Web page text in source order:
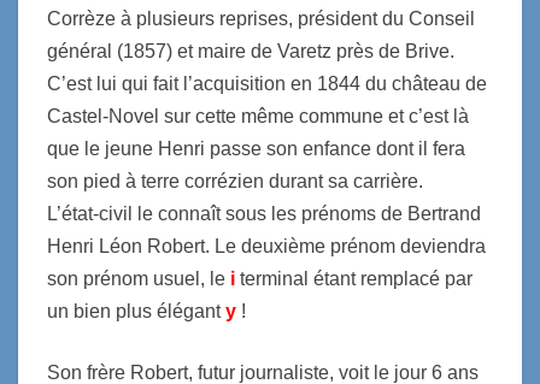
Corrèze à plusieurs reprises, président du Conseil
général (1857) et maire de Varetz près de Brive.
C’est lui qui fait l’acquisition en 1844 du château de
Castel-Novel sur cette même commune et c’est là
que le jeune Henri passe son enfance dont il fera
son pied à terre corrézien durant sa carrière.
L’état-civil le connaît sous les prénoms de Bertrand
Henri Léon Robert. Le deuxième prénom deviendra
son prénom usuel, le i terminal étant remplacé par
un bien plus éléganty !
Son frère Robert, futur journaliste, voit le jour 6 ans